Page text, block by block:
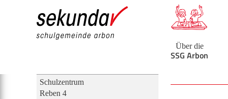
Über die
SSG Arbon
Schulzentrum
Reben 4
Unsere Schulzentren
Unsere Schule
Lehrpersonen
Unsere Schule
Lehrpersonen
Schulbehörde